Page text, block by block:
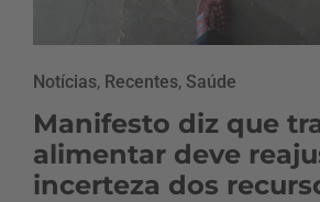
Notícias, Recentes, Saúde
Manifesto diz que
alimentar deve
incerteza dos